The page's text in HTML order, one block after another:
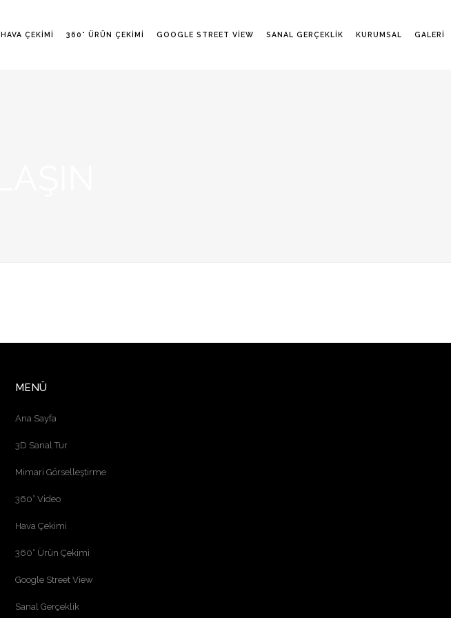
HAVA ÇEKIMI 360° ÜRÜN ÇEKIMI GOOGLE STREET VIEW SANAL GERÇEKLIK KURUMSAL GALERI
MENÜ
Ana Sayfa
3D Sanal Tur
Mimari Görselleştirme
360° Video
Hava Çekimi
360° Ürün Çekimi
Google Street View
Sanal Gerçeklik